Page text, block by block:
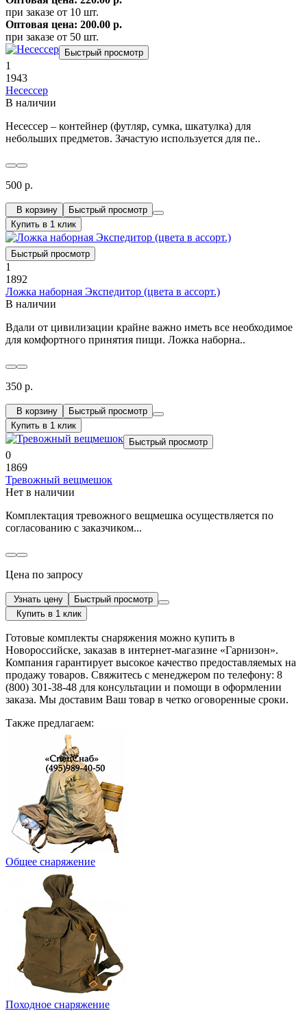
при заказе от 10 шт.
Оптовая цена: 200.00 р.
при заказе от 50 шт.
Быстрый просмотр
1
1943
Несессер
В наличии
Несессер – контейнер (футляр, сумка, шкатулка) для
небольших предметов. Зачастую используется для пе..
500 р.
В корзину
Быстрый просмотр
Купить в 1 клик
Быстрый просмотр
1
1892
Ложка наборная Экспедитор (цвета в ассорт.)
В наличии
Вдали от цивилизации крайне важно иметь все необходимое
для комфортного принятия пищи. Ложка наборна..
350 р.
В корзину
Быстрый просмотр
Купить в 1 клик
Быстрый просмотр
0
1869
Тревожный вещмешок
Нет в наличии
Комплектация тревожного вещмешка осуществляется по
согласованию с заказчиком...
Цена по запросу
Узнать цену
Быстрый просмотр
Купить в 1 клик
Готовые комплекты снаряжения можно купить в
Новороссийске, заказав в интернет-магазине «Гарнизон».
Компания гарантирует высокое качество предоставляемых на
продажу товаров. Свяжитесь с менеджером по телефону: 8
(800) 301-38-48 для консультации и помощи в оформлении
заказа. Мы доставим Ваш товар в четко оговоренные сроки.
Также предлагаем:
Общее снаряжение
Походное снаряжение